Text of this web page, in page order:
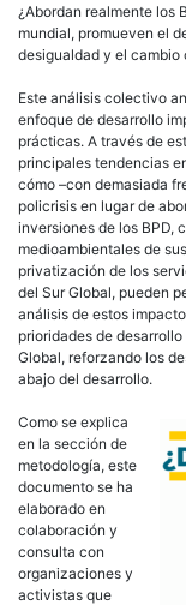
¿Abordan realmente los
mundial, promueven el
desigualdad y el cambio
Este análisis colectivo
enfoque de desarrollo
prácticas. A través de
principales tendencias
cómo –con demasiada
policrisis en lugar de
inversiones de los BPD,
medioambientales de
privatización de los
del Sur Global, pueden
análisis de estos
prioridades de
Global, reforzando los
abajo del desarrollo.
Como se explica
en la sección de
metodología, este
documento se ha
elaborado en
colaboración y
consulta con
organizaciones y
activistas que